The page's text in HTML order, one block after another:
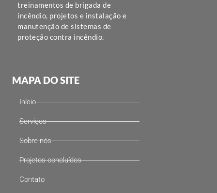
treinamentos de brigada de
incêndio, projetos e instalação e
manutenção de sistemas de
proteção contra incêndio.
MAPA DO SITE
Início
Serviços
Sobre nós
Projetos concluídos
Contato